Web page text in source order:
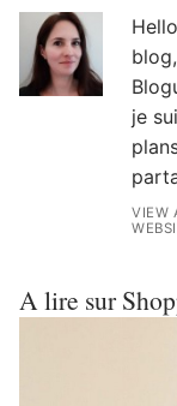
je
VIEW
A lire sur